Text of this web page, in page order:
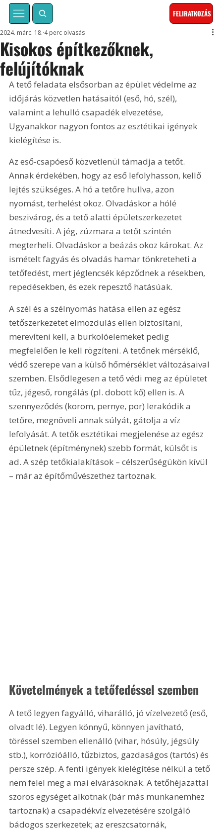
FELIRATKOZÁS
Kisokos építkezőknek,
felújítóknak
2024. márc. 18. 4 perc olvasás
A tető feladata elsősorban az épület védelme az
időjárás közvetlen hatásaitól (eső, hó, szél),
valamint a lehulló csapadék elvezetése,
Ugyanakkor nagyon fontos az esztétikai igények
kielégítése is.
Az eső-csapóeső közvetlenül támadja a tetőt.
Annak érdekében, hogy az eső lefolyhasson, kellő
lejtés szükséges. A hó a tetőre hullva, azon
nyomást, terhelést okoz. Olvadáskor a hólé
beszivárog, és a tető alatti épületszerkezetet
átnedvesíti. A jég, zúzmara a tetőt szintén
megterheli. Olvadáskor a beázás okoz károkat. Az
ismételt fagyás és olvadás hamar tönkreteheti a
tetőfedést, mert jéglencsék képződnek a résekben,
repedésekben, és ezek repesztő hatásúak.
A szél és a szélnyomás hatása ellen az egész
tetőszerkezetet elmozdulás ellen biztosítani,
merevíteni kell, a burkolóelemeket pedig
megfelelően le kell rögzíteni. A tetőnek mérséklő,
védő szerepe van a külső hőmérséklet változásaival
szemben. Elsődlegesen a tető védi meg az épületet
tűz, jégeső, rongálás (pl. dobott kő) ellen is. A
szennyeződés (korom, pernye, por) lerakódik a
tetőre, megnöveli annak súlyát, gátolja a víz
lefolyását. A tetők esztétikai megjelenése az egész
épületnek (építménynek) szebb formát, külsőt is
ad. A szép tetőkialakítások – célszerűségükön kívül
– már az építőművészethez tartoznak.
Követelmények a tetőfedéssel szemben
A tető legyen fagyálló, viharálló, jó vízelvezető (eső,
olvadt lé). Legyen könnyű, könnyen javítható,
töréssel szemben ellenálló (vihar, hósúly, jégsúly
stb.), korrózióálló, tűzbiztos, gazdaságos (tartós) és
persze szép. A fenti igények kielégítése nélkül a tető
nem felel meg a mai elvárásoknak. A tetőhéjazattal
szoros egységet alkotnak (bár más munkanemhez
tartoznak) a csapadékvíz elvezetésére szolgáló
bádogos szerkezetek; az ereszcsatornák,